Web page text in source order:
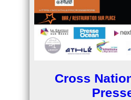
Cross